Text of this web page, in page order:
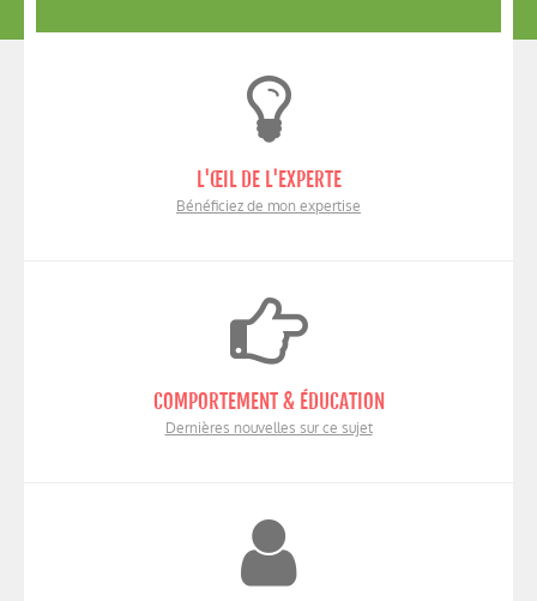
L'ŒIL DE L'EXPERTE
Bénéficiez de mon expertise
COMPORTEMENT & ÉDUCATION
Dernières nouvelles sur ce sujet